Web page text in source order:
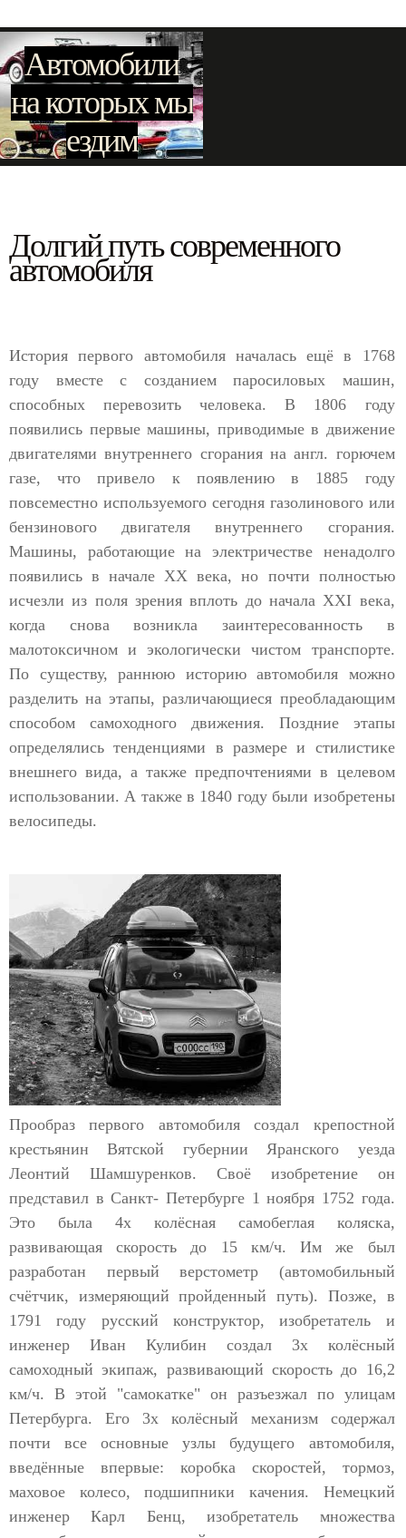
Автомобили
на которых мы
ездим
Долгий путь современного
автомобиля
История первого автомобиля началась ещё в 1768
году вместе с созданием паросиловых машин,
способных перевозить человека. В 1806 году
появились первые машины, приводимые в движение
двигателями внутреннего сгорания на англ. горючем
газе, что привело к появлению в 1885 году
повсеместно используемого сегодня газолинового или
бензинового двигателя внутреннего сгорания.
Машины, работающие на электричестве ненадолго
появились в начале XX века, но почти полностью
исчезли из поля зрения вплоть до начала XXI века,
когда снова возникла заинтересованность в
малотоксичном и экологически чистом транспорте.
По существу, раннюю историю автомобиля можно
разделить на этапы, различающиеся преобладающим
способом самоходного движения. Поздние этапы
определялись тенденциями в размере и стилистике
внешнего вида, а также предпочтениями в целевом
использовании. А также в 1840 году были изобретены
велосипеды.
Прообраз первого автомобиля создал крепостной
крестьянин Вятской губернии Яранского уезда
Леонтий Шамшуренков. Своё изобретение он
представил в Санкт- Петербурге 1 ноября 1752 года.
Это была 4х колёсная самобеглая коляска,
развивающая скорость до 15 км/ч. Им же был
разработан первый верстометр (автомобильный
счётчик, измеряющий пройденный путь). Позже, в
1791 году русский конструктор, изобретатель и
инженер Иван Кулибин создал 3х колёсный
самоходный экипаж, развивающий скорость до 16,2
км/ч. В этой "самокатке" он разъезжал по улицам
Петербурга. Его 3х колёсный механизм содержал
почти все основные узлы будущего автомобиля,
введённые впервые: коробка скоростей, тормоз,
маховое колесо, подшипники качения. Немецкий
инженер Карл Бенц, изобретатель множества